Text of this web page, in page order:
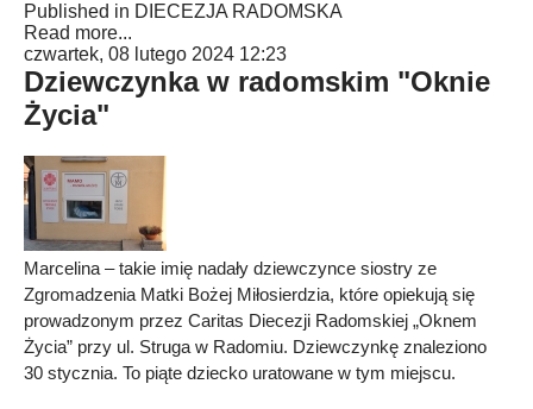
Published in DIECEZJA RADOMSKA
Read more...
czwartek, 08 lutego 2024 12:23
Dziewczynka w radomskim "Oknie
Życia"
Marcelina – takie imię nadały dziewczynce siostry ze
Zgromadzenia Matki Bożej Miłosierdzia, które opiekują się
prowadzonym przez Caritas Diecezji Radomskiej „Oknem
Życia” przy ul. Struga w Radomiu. Dziewczynkę znaleziono
30 stycznia. To piąte dziecko uratowane w tym miejscu.